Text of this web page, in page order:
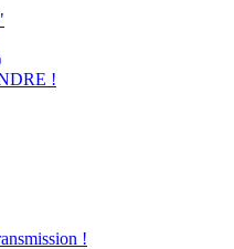
!
!